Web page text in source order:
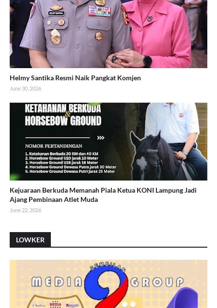
Helmy Santika Resmi Naik Pangkat Komjen
June 30, 2026
Kejuaraan Berkuda Memanah Piala Ketua KONI Lampung Jadi
Ajang Pembinaan Atlet Muda
June 22, 2026
LOWKER